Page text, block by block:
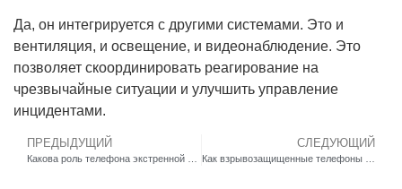
Да, он интегрируется с другими системами. Это и
вентиляция, и освещение, и видеонаблюдение. Это
позволяет скоординировать реагирование на
чрезвычайные ситуации и улучшить управление
инцидентами.
ПРЕДЫДУЩИЙ СЛЕДУЮЩИЙ